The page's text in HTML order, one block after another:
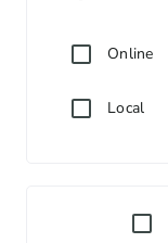
Online
Local